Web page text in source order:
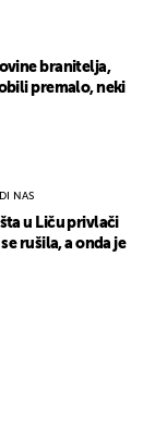
branitelja,
premalo, neki
NAS
u Liču privlači
rušila, a onda je